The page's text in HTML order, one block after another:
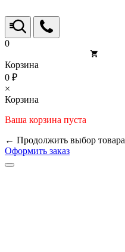
0
Корзина
0 ₽
×
Корзина
Ваша корзина пуста
← Продолжить выбор товара
Оформить заказ